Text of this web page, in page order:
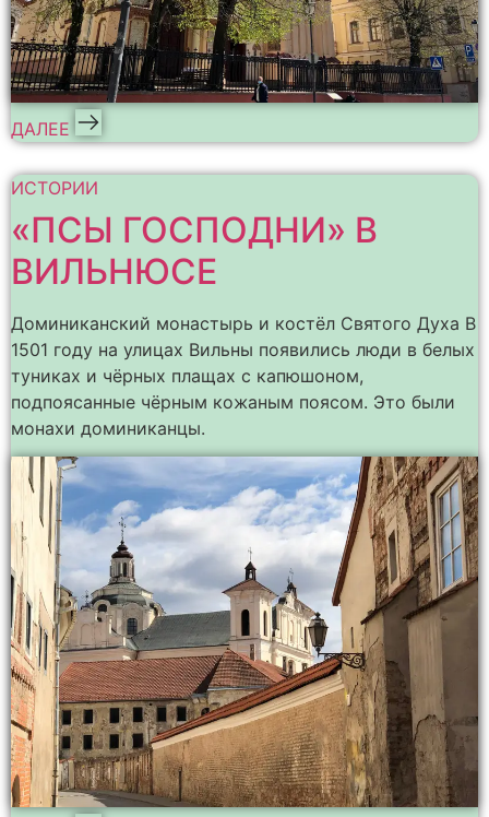
ДАЛЕЕ
ИСТОРИИ
«ПСЫ ГОСПОДНИ» В
ВИЛЬНЮСЕ
Доминиканский монастырь и костёл Святого Духа В
1501 году на улицах Вильны появились люди в белых
туниках и чёрных плащах с капюшоном,
подпоясанные чёрным кожаным поясом. Это были
монахи доминиканцы.